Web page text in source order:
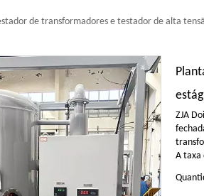
de transformadores e testador de alta
ZJA
A taxa